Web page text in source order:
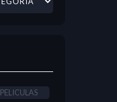
PELICULAS